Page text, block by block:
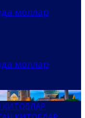
моллар
моллар